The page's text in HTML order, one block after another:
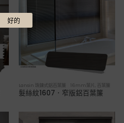
Lansin 珠鍊式鋁百葉簾 16mm葉片 百葉簾
髮絲紋1607．窄版鋁百葉簾
好的